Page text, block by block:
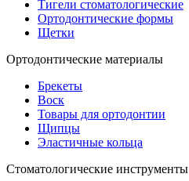
Тигели стоматологические
Ортодонтические формы
Щетки
Ортодонтические материалы
Брекеты
Воск
Товары для ортодонтии
Щипцы
Эластичные кольца
Стоматологические инструменты